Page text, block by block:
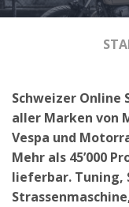
Schweizer Online
aller Marken von
Vespa und
Mehr als 45’000
lieferbar. Tuning,